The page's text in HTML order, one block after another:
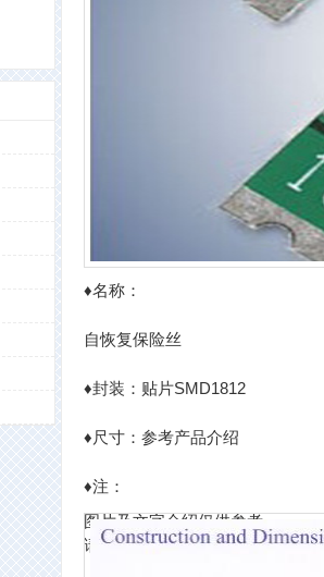
♦名称：
自恢复保险丝
♦封装：贴片SMD1812
♦尺寸：参考产品介绍
♦注：
图片及文字介绍仅供参考，
请以实物为准